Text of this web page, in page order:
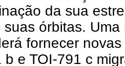
da sua
suas órbitas.
fornecer
b e TOI-791 c